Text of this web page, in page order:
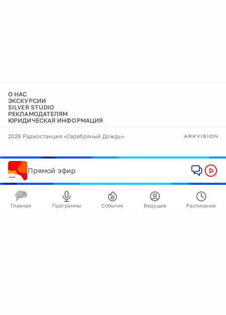
О НАС
ЭКСКУРСИИ
SILVER STUDIO
РЕКЛАМОДАТЕЛЯМ
ЮРИДИЧЕСКАЯ ИНФОРМАЦИЯ
2026 Радиостанция «Серебряный Дождь»
Прямой эфир
Главная Программы События Ведущие Расписание